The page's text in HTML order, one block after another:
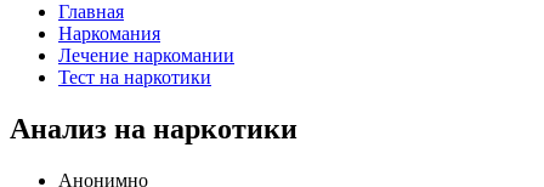
Главная
Наркомания
Лечение наркомании
Тест на наркотики
Анализ на наркотики
Анонимно